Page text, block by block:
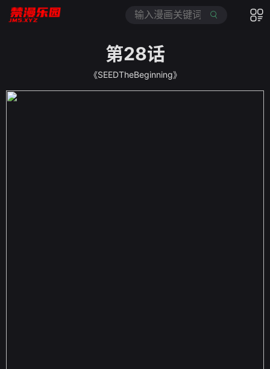
第28话
《SEEDTheBeginning》